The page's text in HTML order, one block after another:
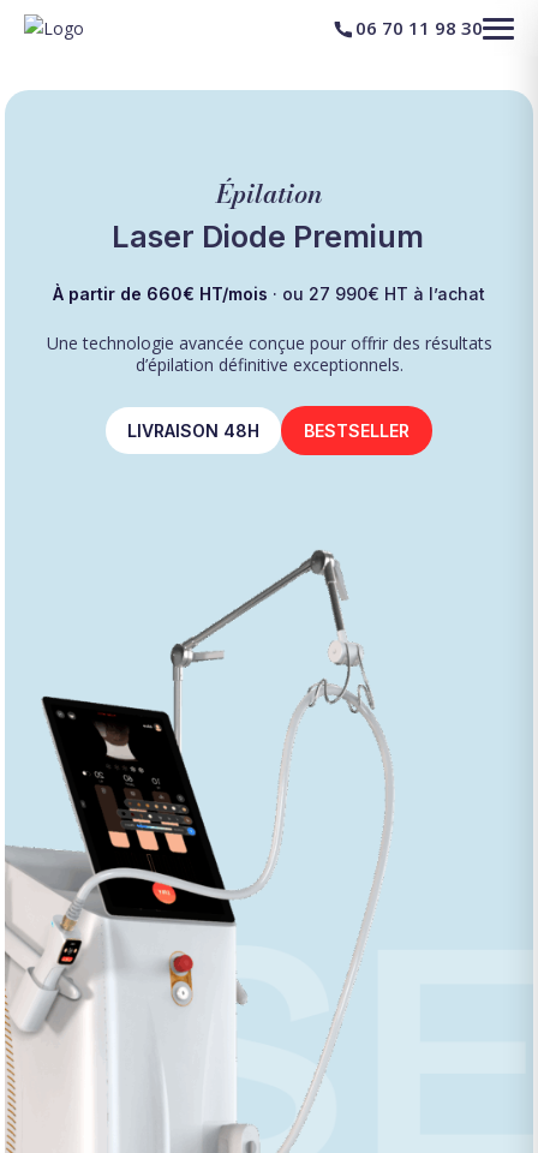
06 70 11 98 30
Épilation
Laser Diode Premium
À partir de 660€ HT/mois · ou 27 990€ HT à l’achat
Une technologie avancée conçue pour offrir des résultats
d’épilation définitive exceptionnels.
LIVRAISON 48H BESTSELLER